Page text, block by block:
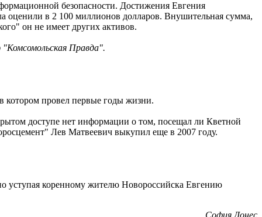
безопасности. Достижения Евгения
оценили в 2 100 миллионов долларов. Внушительная сумма,
он не имеет других активов.
Правда".
котором провел первые годы жизни.
доступе нет информации о том, посещал ли Кветной
Лев Матвеевич выкупил еще в 2007 году.
уступая коренному жителю Новороссийска Евгению